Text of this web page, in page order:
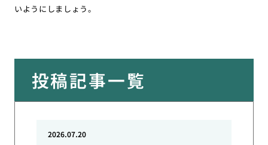
いようにしましょう。
投稿記事一覧
2026.07.20